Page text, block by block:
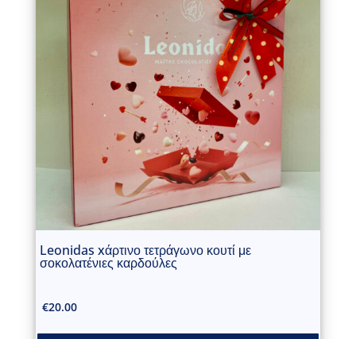
Leonidas xάρτινο τετράγωνο κουτί με
σοκολατένιες καρδούλες
€20.00